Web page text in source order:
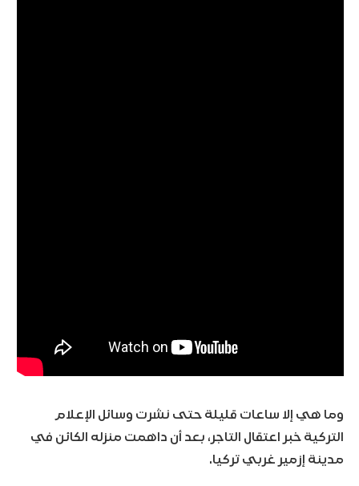
وما هي إلا ساعات قليلة حتى نشرت وسائل الإعلام
التركية خبر اعتقال التاجر، بعد أن داهمت منزله الكائن في
مدينة إزمير غربي تركيا.